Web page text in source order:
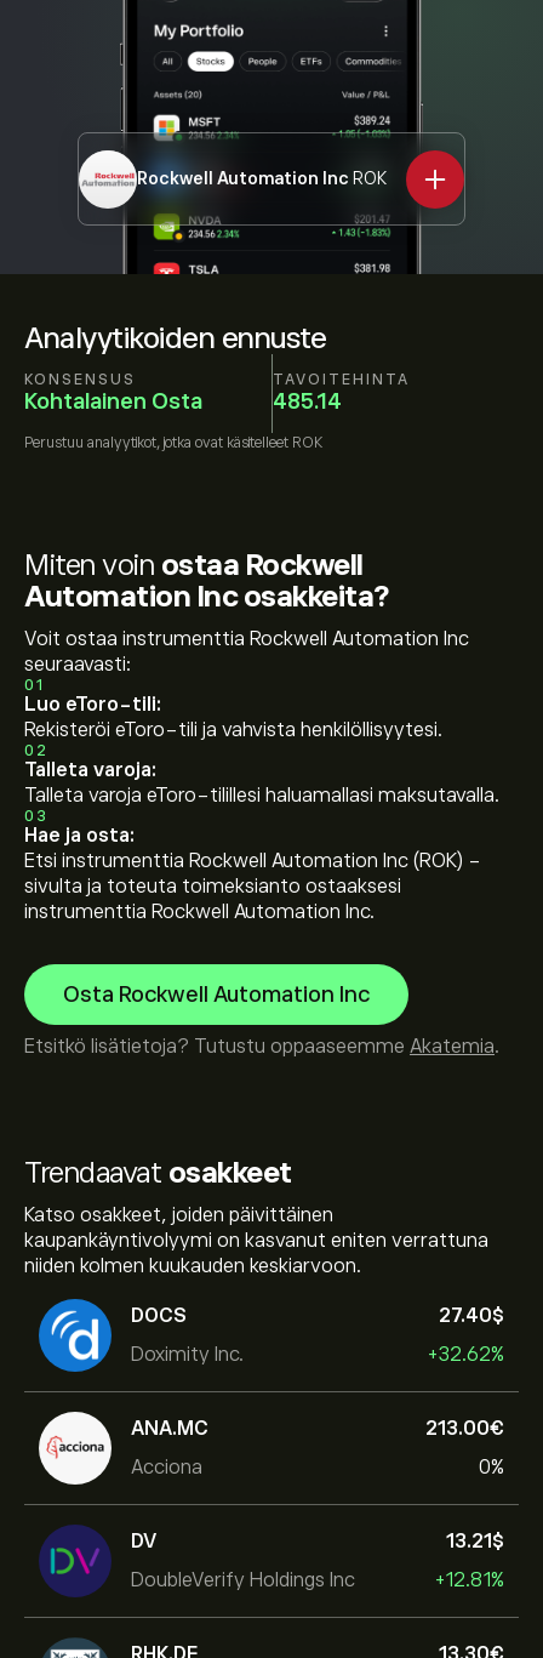
Analyytikoiden ennuste
KONSENSUS
Kohtalainen Osta
TAVOITEHINTA
485.14
Perustuu analyytikot, jotka ovat käsitelleet ROK
Rockwell Automation Inc ROK
Trendaavat osakkeet
Katso osakkeet, joiden päivittäinen
kaupankäyntivolyymi on kasvanut eniten verrattuna
niiden kolmen kuukauden keskiarvoon.
DOCS
Doximity Inc.
27.40‎$‎
+32.62%
ANA.MC
Acciona
213.00‎€‎
0%
DV
DoubleVerify Holdings Inc
13.21‎$‎
+12.81%
Miten voin ostaa Rockwell
Automation Inc osakkeita?
Voit ostaa instrumenttia Rockwell Automation Inc
seuraavasti:
01
Luo eToro-tili:
Rekisteröi eToro-tili ja vahvista henkilöllisyytesi.
02
Talleta varoja:
Talleta varoja eToro-tilillesi haluamallasi maksutavalla.
03
Hae ja osta:
Etsi instrumenttia Rockwell Automation Inc (ROK) -
sivulta ja toteuta toimeksianto ostaaksesi
instrumenttia Rockwell Automation Inc.
Osta Rockwell Automation Inc
Etsitkö lisätietoja? Tutustu oppaaseemme Akatemia.